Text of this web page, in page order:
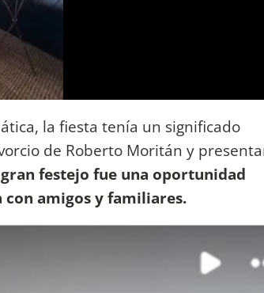
la fiesta tenía un significado
de Roberto Moritán y
gran festejo fue una oportunidad
amigos y familiares.